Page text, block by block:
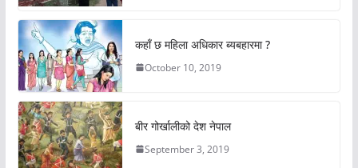
कहाँ छ महिला अधिकार ब्यबहारमा ?
October 10, 2019
बीर गोर्खालीको देश नेपाल
September 3, 2019